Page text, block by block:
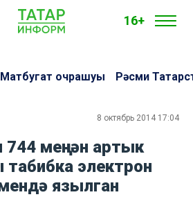
16+
Матбугат очрашуы Рәсми
8 октябрь 2014 17:04
меңнән артык
электрон
язылган